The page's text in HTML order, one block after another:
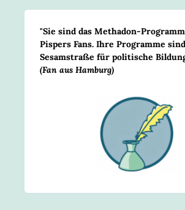
"Sie sind das Methadon-
Pispers Fans. Ihre Programme
Sesamstraße für politische
(Fan aus Hamburg)